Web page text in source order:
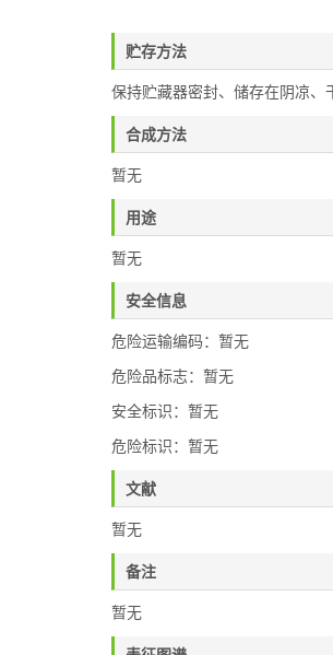
贮存方法
保持贮藏器密封、储存在阴凉、
合成方法
暂无
用途
暂无
安全信息
危险运输编码：暂无
危险品标志：暂无
安全标识：暂无
危险标识：暂无
文献
暂无
备注
暂无